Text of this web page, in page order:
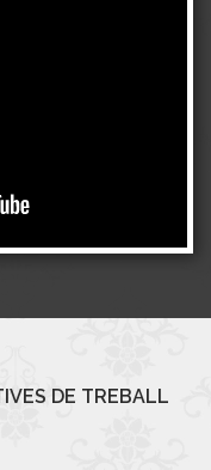
DE TREBALL